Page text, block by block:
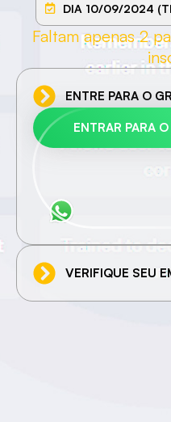
DIA 10/09/2024
Faltam apenas 2
ENTRE PARA O
ENTRAR PARA
VERIFIQUE SEU